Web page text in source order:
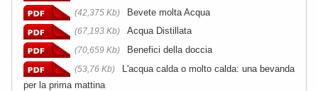
(42,375 Kb) Bevete molta Acqua
(67,193 Kb) Acqua Distillata
(70,659 Kb) Benefici della doccia
(53,76 Kb)
L'acqua calda o molto calda: una bevanda
per la prima mattina